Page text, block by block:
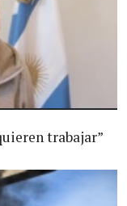
trabajar”